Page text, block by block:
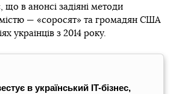
в анонсі задіяні методи
— «соросят» та громадян США
українців з 2014 року.
в український IT-бізнес,